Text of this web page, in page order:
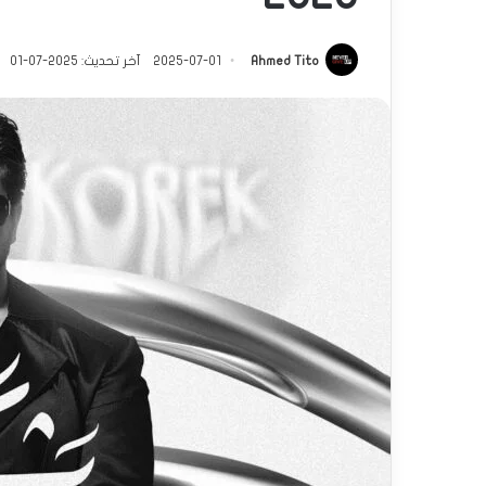
Ahmed Tito
2025-07-01 آخر تحديث: 2025-07-01